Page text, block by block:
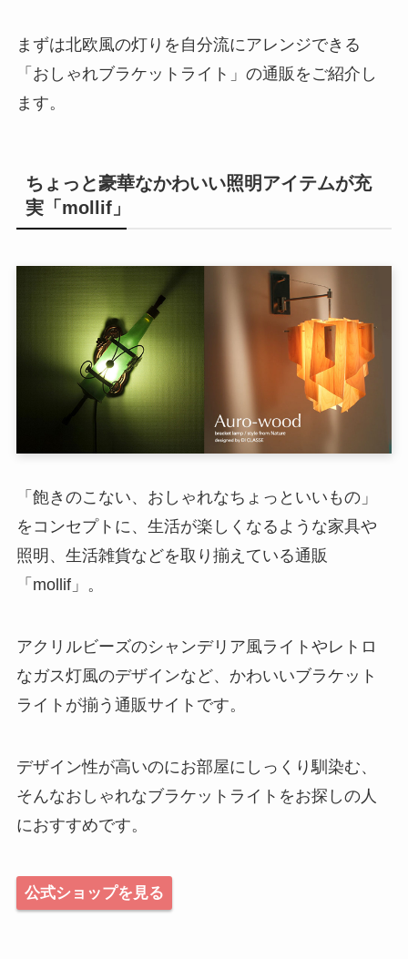
まずは北欧風の灯りを自分流にアレンジできる
「おしゃれブラケットライト」の通販をご紹介し
ます。
ちょっと豪華なかわいい照明アイテムが充
実「mollif」
「飽きのこない、おしゃれなちょっといいもの」
をコンセプトに、生活が楽しくなるような家具や
照明、生活雑貨などを取り揃えている通販
「mollif」。
アクリルビーズのシャンデリア風ライトやレトロ
なガス灯風のデザインなど、かわいいブラケット
ライトが揃う通販サイトです。
デザイン性が高いのにお部屋にしっくり馴染む、
そんなおしゃれなブラケットライトをお探しの人
におすすめです。
公式ショップを見る